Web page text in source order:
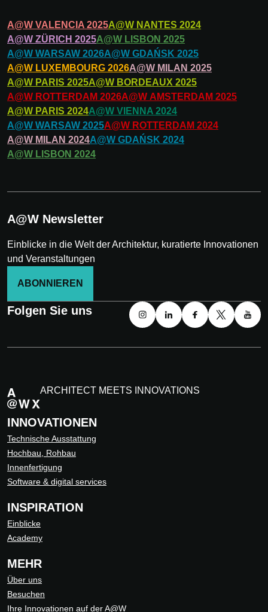
A@W VALENCIA 2025A@W NANTES 2024
A@W ZÜRICH 2025A@W LISBON 2025
A@W WARSAW 2026A@W GDAŃSK 2025
A@W LUXEMBOURG 2026A@W MILAN 2025
A@W PARIS 2025A@W BORDEAUX 2025
A@W ROTTERDAM 2026A@W AMSTERDAM 2025
A@W PARIS 2024A@W VIENNA 2024
A@W WARSAW 2025A@W ROTTERDAM 2024
A@W MILAN 2024A@W GDAŃSK 2024
A@W LISBON 2024
A@W Newsletter
Einblicke in die Welt der Architektur, kuratierte Innovationen
und Veranstaltungen
ABONNIEREN
Folgen Sie uns
ARCHITECT MEETS INNOVATIONS
INNOVATIONEN
Technische Ausstattung
Hochbau, Rohbau
Innenfertigung
Software & digital services
INSPIRATION
Einblicke
Academy
MEHR
Über uns
Besuchen
Ihre Innovationen auf der A@W